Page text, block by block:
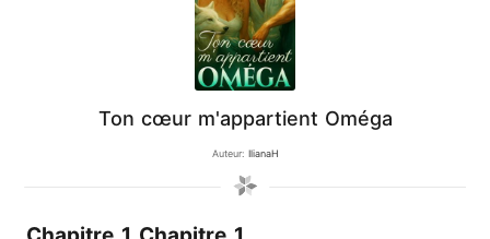
Ton cœur m'appartient Oméga
Auteur: IlianaH